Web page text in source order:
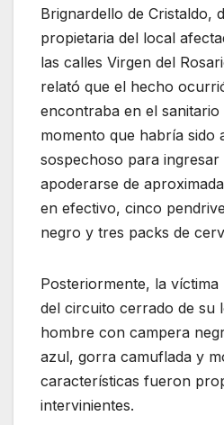
Brignardello de Cristaldo,
propietaria del local
las calles Virgen del
relató que el hecho
encontraba en el sanitario
momento que habría sido
sospechoso para
apoderarse de
en efectivo, cinco
negro y tres packs de
Posteriormente, la víctima
del circuito cerrado de su
hombre con campera
azul, gorra camuflada y
características fueron
intervinientes.